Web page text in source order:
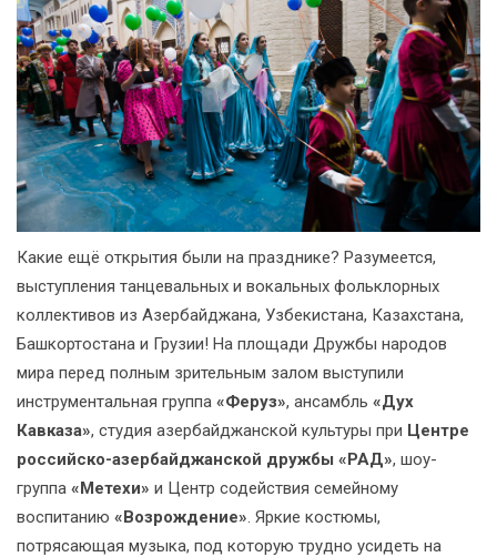
Какие ещё открытия были на празднике? Разумеется,
выступления танцевальных и вокальных фольклорных
коллективов из Азербайджана, Узбекистана, Казахстана,
Башкортостана и Грузии! На площади Дружбы народов
мира перед полным зрительным залом выступили
инструментальная группа «Феруз», ансамбль «Дух
Кавказа», студия азербайджанской культуры при Центре
российско-азербайджанской дружбы «РАД», шоу-
группа «Метехи» и Центр содействия семейному
воспитанию «Возрождение». Яркие костюмы,
потрясающая музыка, под которую трудно усидеть на